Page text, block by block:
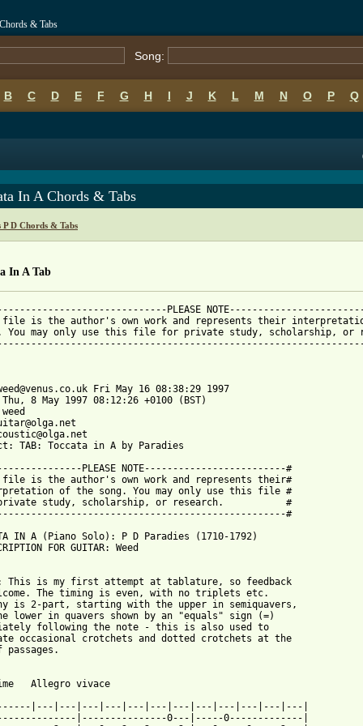
& Tabs
Song:
B C D E F G H I J K L M N O P Q
In A Chords & Tabs
P D Chords & Tabs
In A Tab
PLEASE
file is the author's own work and represents their
You may only use this file for private study, scholarship, or
Fri May 16 08:38:29 1997
8 May 1997 08:12:26 +0100 (BST)
TAB: Toccata in A by Paradies
PLEASE NOTE-------------------------#
file is the author's own work and represents their#
of the song. You may only use this file #
study, scholarship, or research.           #
#
IN A (Piano Solo): P D Paradies (1710-1792)
FOR GUITAR: Weed
This is my first attempt at tablature, so feedback
The timing is even, with no triplets etc.
is 2-part, starting with the upper in semiquavers,
lower in quavers shown by an "equals" sign (=)
following the note - this is also used to
occasional crotchets and dotted crotchets at the
passages.
Allegro vivace
|---|---|---|---|---|---|---|---|---|---|---|---|
|---------------0---|-----0-------------|